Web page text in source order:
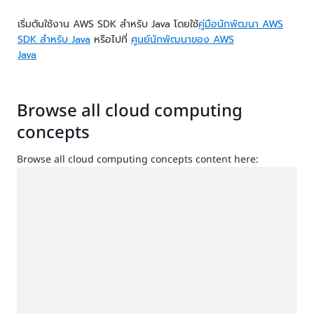
เริ่มต้นใช้งาน AWS SDK สำหรับ Java โดยใช้คู่มือนักพัฒนา AWS
SDK สำหรับ Java หรือไปที่ ศูนย์นักพัฒนาของ AWS
Java
Browse all cloud computing
concepts
Browse all cloud computing concepts content here: